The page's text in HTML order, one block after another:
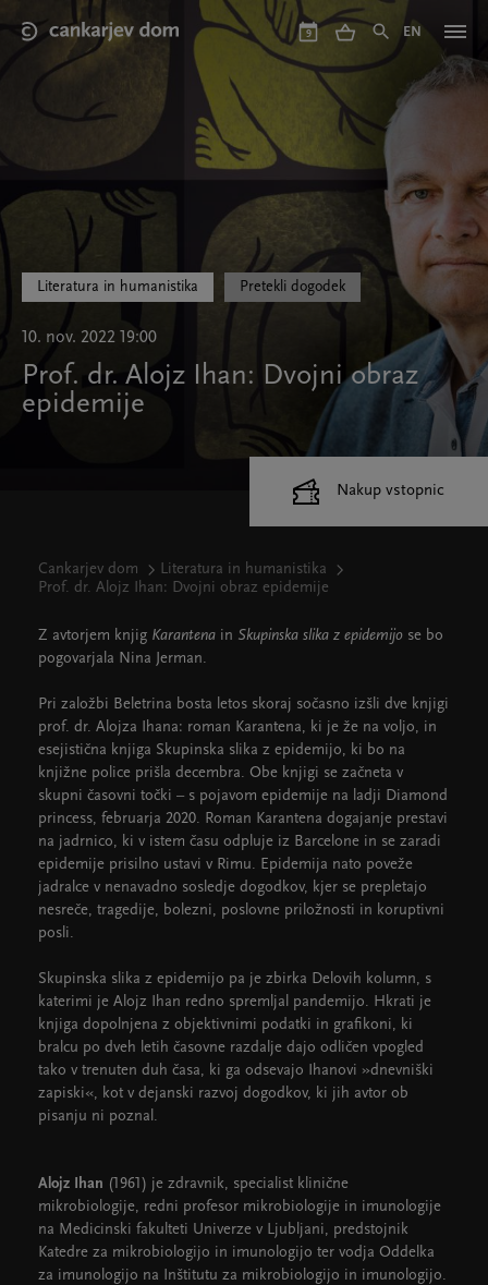
main
9 EN
Literatura in humanistika Pretekli dogodek
10. nov. 2022 19:00
Prof. dr. Alojz Ihan: Dvojni obraz
epidemije
Cankarjev dom
Literatura in humanistika
Prof. dr. Alojz Ihan: Dvojni obraz epidemije
Z avtorjem knjig Karantena in Skupinska slika z epidemijo se bo
pogovarjala Nina Jerman.
Pri založbi Beletrina bosta letos skoraj sočasno izšli dve knjigi
prof. dr. Alojza Ihana: roman Karantena, ki je že na voljo, in
esejistična knjiga Skupinska slika z epidemijo, ki bo na
knjižne police prišla decembra. Obe knjigi se začneta v
skupni časovni točki – s pojavom epidemije na ladji Diamond
princess, februarja 2020. Roman Karantena dogajanje prestavi
na jadrnico, ki v istem času odpluje iz Barcelone in se zaradi
epidemije prisilno ustavi v Rimu. Epidemija nato poveže
jadralce v nenavadno sosledje dogodkov, kjer se prepletajo
nesreče, tragedije, bolezni, poslovne priložnosti in koruptivni
posli.
Skupinska slika z epidemijo pa je zbirka Delovih kolumn, s
katerimi je Alojz Ihan redno spremljal pandemijo. Hkrati je
knjiga dopolnjena z objektivnimi podatki in grafikoni, ki
bralcu po dveh letih časovne razdalje dajo odličen vpogled
tako v trenuten duh časa, ki ga odsevajo Ihanovi »dnevniški
zapiski«, kot v dejanski razvoj dogodkov, ki jih avtor ob
pisanju ni poznal.
Alojz Ihan (1961) je zdravnik, specialist klinične
mikrobiologije, redni profesor mikrobiologije in imunologije
na Medicinski fakulteti Univerze v Ljubljani, predstojnik
Katedre za mikrobiologijo in imunologijo ter vodja Oddelka
za imunologijo na Inštitutu za mikrobiologijo in imunologijo.
Nakup vstopnic